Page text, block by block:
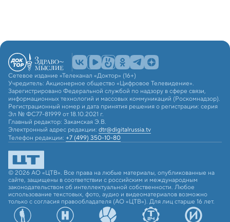
Сетевое издание «Телеканал «Доктор» (16+)
Учредитель: Акционерное общество «Цифровое Телевидение».
Зарегистрировано Федеральной службой по надзору в сфере связи,
информационных технологий и массовых коммуникаций (Роскомнадзор).
Регистрационный номер и дата принятия решения о регистрации: серия
Эл № ФС77-81999 от 18.10.2021 г.
Главный редактор: Закамская Э.В.
Электронный адрес редакции: dtr@digitalrussia.tv
Телефон редакции: +7 (499) 350-10-80
© 2026 АО «ЦТВ». Все права на любые материалы, опубликованные на
сайте, защищены в соответствии с российским и международным
законодательством об интеллектуальной собственности. Любое
использование текстовых, фото, аудио и видеоматериалов возможно
только с согласия правообладателя (АО «ЦТВ»). Для лиц старше 16 лет.